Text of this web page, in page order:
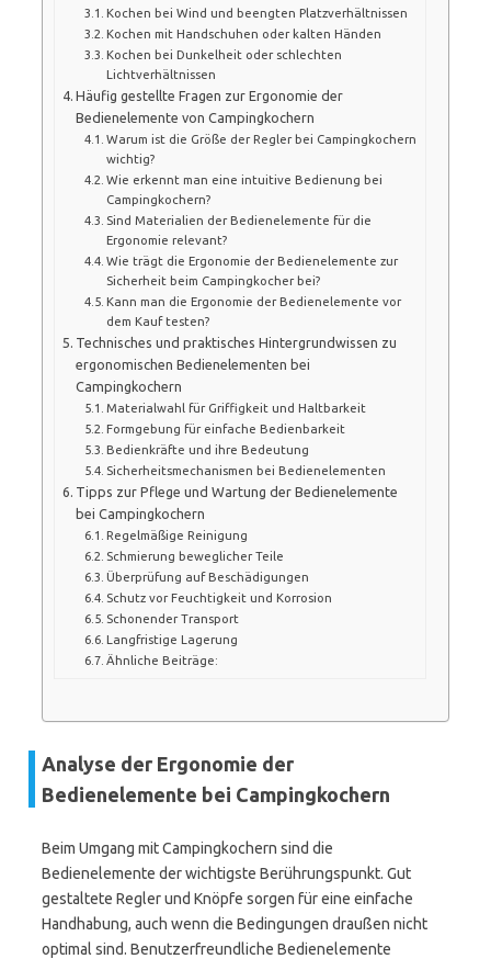
Kochen bei Wind und beengten Platzverhältnissen
Kochen mit Handschuhen oder kalten Händen
Kochen bei Dunkelheit oder schlechten
Lichtverhältnissen
Häufig gestellte Fragen zur Ergonomie der
Bedienelemente von Campingkochern
Warum ist die Größe der Regler bei Campingkochern
wichtig?
Wie erkennt man eine intuitive Bedienung bei
Campingkochern?
Sind Materialien der Bedienelemente für die
Ergonomie relevant?
Wie trägt die Ergonomie der Bedienelemente zur
Sicherheit beim Campingkocher bei?
Kann man die Ergonomie der Bedienelemente vor
dem Kauf testen?
Technisches und praktisches Hintergrundwissen zu
ergonomischen Bedienelementen bei
Campingkochern
Materialwahl für Griffigkeit und Haltbarkeit
Formgebung für einfache Bedienbarkeit
Bedienkräfte und ihre Bedeutung
Sicherheitsmechanismen bei Bedienelementen
Tipps zur Pflege und Wartung der Bedienelemente
bei Campingkochern
Regelmäßige Reinigung
Schmierung beweglicher Teile
Überprüfung auf Beschädigungen
Schutz vor Feuchtigkeit und Korrosion
Schonender Transport
Langfristige Lagerung
Ähnliche Beiträge:
Analyse der Ergonomie der
Bedienelemente bei Campingkochern
Beim Umgang mit Campingkochern sind die
Bedienelemente der wichtigste Berührungspunkt. Gut
gestaltete Regler und Knöpfe sorgen für eine einfache
Handhabung, auch wenn die Bedingungen draußen nicht
optimal sind. Benutzerfreundliche Bedienelemente